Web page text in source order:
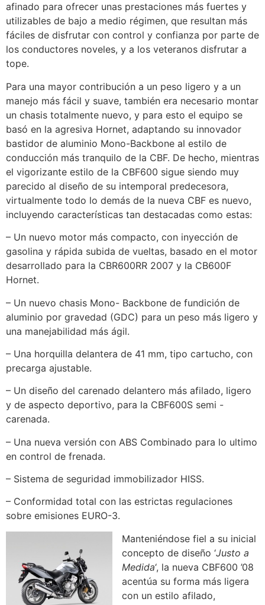
afinado para ofrecer unas prestaciones más fuertes y
utilizables de bajo a medio régimen, que resultan más
fáciles de disfrutar con control y confianza por parte de
los conductores noveles, y a los veteranos disfrutar a
tope.
Para una mayor contribución a un peso ligero y a un
manejo más fácil y suave, también era necesario montar
un chasis totalmente nuevo, y para esto el equipo se
basó en la agresiva Hornet, adaptando su innovador
bastidor de aluminio Mono-Backbone al estilo de
conducción más tranquilo de la CBF. De hecho, mientras
el vigorizante estilo de la CBF600 sigue siendo muy
parecido al diseño de su intemporal predecesora,
virtualmente todo lo demás de la nueva CBF es nuevo,
incluyendo características tan destacadas como estas:
– Un nuevo motor más compacto, con inyección de
gasolina y rápida subida de vueltas, basado en el motor
desarrollado para la CBR600RR 2007 y la CB600F
Hornet.
– Un nuevo chasis Mono- Backbone de fundición de
aluminio por gravedad (GDC) para un peso más ligero y
una manejabilidad más ágil.
– Una horquilla delantera de 41 mm, tipo cartucho, con
precarga ajustable.
– Un diseño del carenado delantero más afilado, ligero
y de aspecto deportivo, para la CBF600S semi -
carenada.
– Una nueva versión con ABS Combinado para lo ultimo
en control de frenada.
– Sistema de seguridad immobilizador HISS.
– Conformidad total con las estrictas regulaciones
sobre emisiones EURO-3.
Manteniéndose fiel a su inicial
concepto de diseño ‘Justo a
Medida‘, la nueva CBF600 ’08
acentúa su forma más ligera
con un estilo afilado,